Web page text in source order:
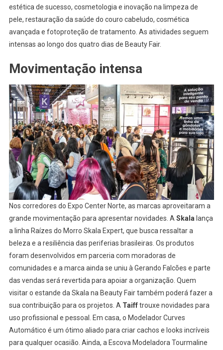
estética de sucesso, cosmetologia e inovação na limpeza de
pele, restauração da saúde do couro cabeludo, cosmética
avançada e fotoproteção de tratamento. As atividades seguem
intensas ao longo dos quatro dias de Beauty Fair.
Movimentação intensa
Nos corredores do Expo Center Norte, as marcas aproveitaram a
grande movimentação para apresentar novidades. A Skala lança
a linha Raízes do Morro Skala Expert, que busca ressaltar a
beleza e a resiliência das periferias brasileiras. Os produtos
foram desenvolvidos em parceria com moradoras de
comunidades e a marca ainda se uniu à Gerando Falcões e parte
das vendas será revertida para apoiar a organização. Quem
visitar o estande da Skala na Beauty Fair também poderá fazer a
sua contribuição para os projetos. A Taifftrouxe novidades para
uso profissional e pessoal. Em casa, o Modelador Curves
Automático é um ótimo aliado para criar cachos e looks incríveis
para qualquer ocasião. Ainda, a Escova Modeladora Tourmaline